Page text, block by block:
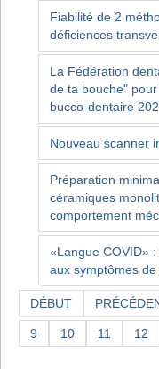
Fiabilité de 2
déficiences
La Fédération
de ta bouche"
bucco-dentaire
Nouveau scanner
Préparation
céramiques
comportement
«Langue COVID»
aux symptômes
DÉBUT
9 10 11 12